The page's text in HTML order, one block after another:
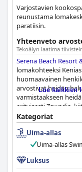
Varjostavien
reunustama
paratiisin.
Yhteenveto
Tekoälyn laatima
Serena Beach Resort
lomakohteeksi
huomaavainen
arvostivat heidän
varmistaakseen
erityisesti Zawadia,
avuliaisuudesta.
altaalle, oli toinen
vaikuttuneita ruoan
lomakeskusten
tarjoaa
henkilökunnalla,
Lue kaikkien
Kategoriat
Uima-allas
Uima-allas
Luksus